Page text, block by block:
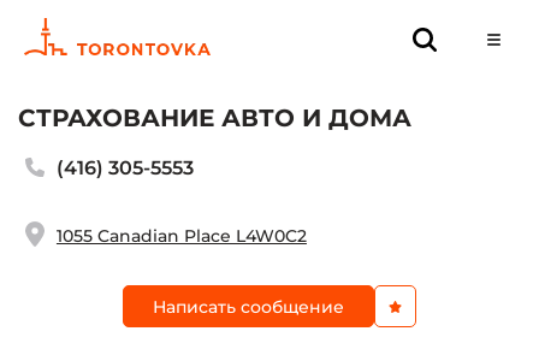
CТРАХОВАНИЕ АВТО И ДОМА
(416) 305-5553
1055 Canadian Place L4W0C2
Написать сообщение